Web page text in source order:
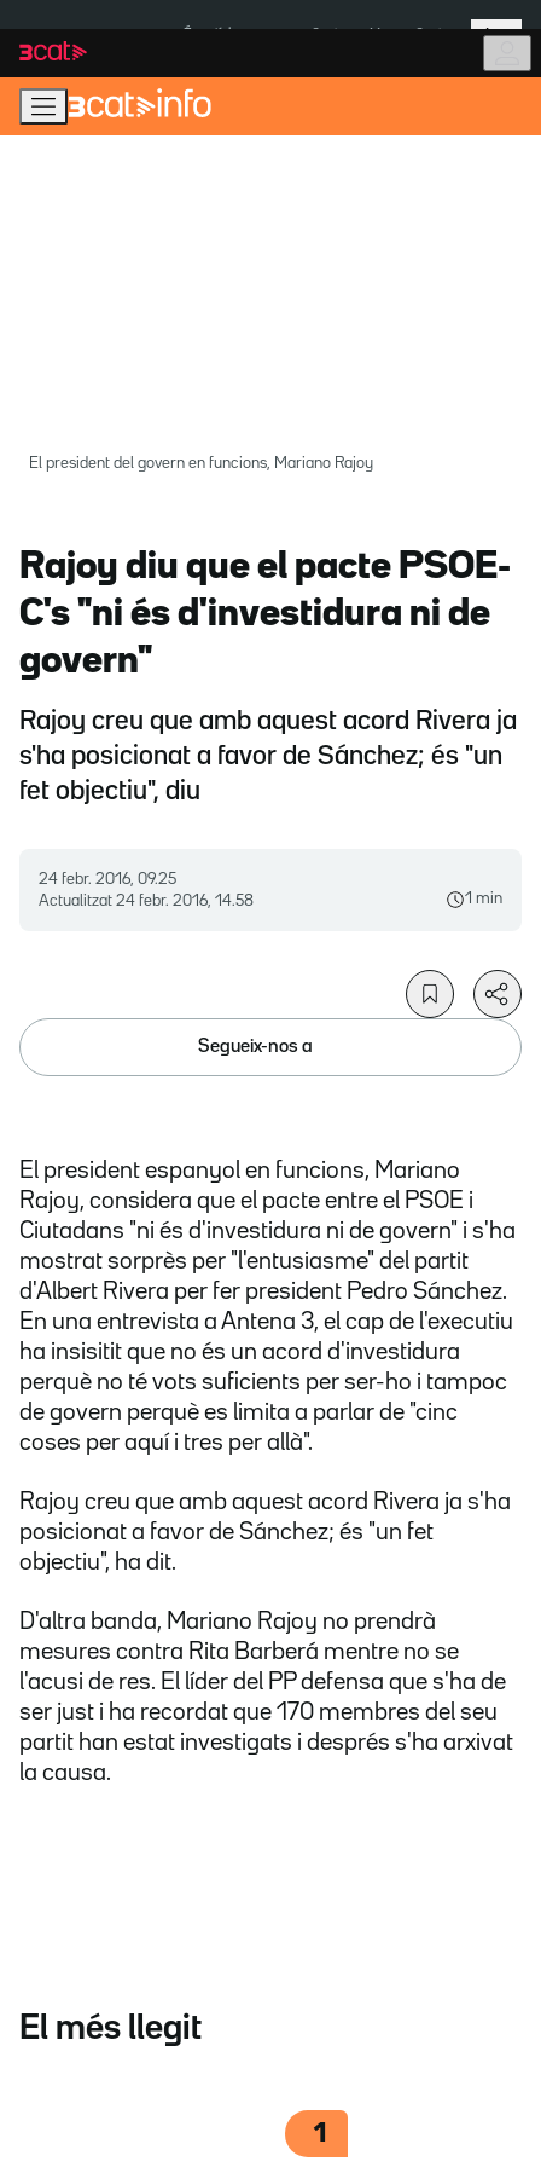
navegació
principal
contingut
Més
El president del govern en funcions, Mariano Rajoy
Rajoy diu que el pacte PSOE-
C's "ni és d'investidura ni de
govern"
Rajoy creu que amb aquest acord Rivera ja
s'ha posicionat a favor de Sánchez; és "un
fet objectiu", diu
24 febr. 2016, 09.25
Actualitzat 24 febr. 2016, 14.58 1 min
Segueix-nos a
El president espanyol en funcions, Mariano
Rajoy, considera que el pacte entre el PSOE i
Ciutadans "ni és d'investidura ni de govern" i s'ha
mostrat sorprès per "l'entusiasme" del partit
d'Albert Rivera per fer president Pedro Sánchez.
En una entrevista a Antena 3, el cap de l'executiu
ha insisitit que no és un acord d'investidura
perquè no té vots suficients per ser-ho i tampoc
de govern perquè es limita a parlar de "cinc
coses per aquí i tres per allà".
Rajoy creu que amb aquest acord Rivera ja s'ha
posicionat a favor de Sánchez; és "un fet
objectiu", ha dit.
D'altra banda, Mariano Rajoy no prendrà
mesures contra Rita Barberá mentre no se
l'acusi de res. El líder del PP defensa que s'ha de
ser just i ha recordat que 170 membres del seu
partit han estat investigats i després s'ha arxivat
la causa.
El més llegit
1